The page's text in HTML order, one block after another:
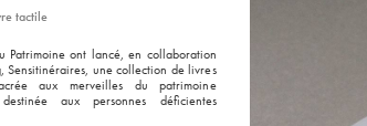
tactile
Patrimoine ont lancé, en collaboration
Sensitinéraires, une collection de livres
aux merveilles du patrimoine
aux personnes déficientes